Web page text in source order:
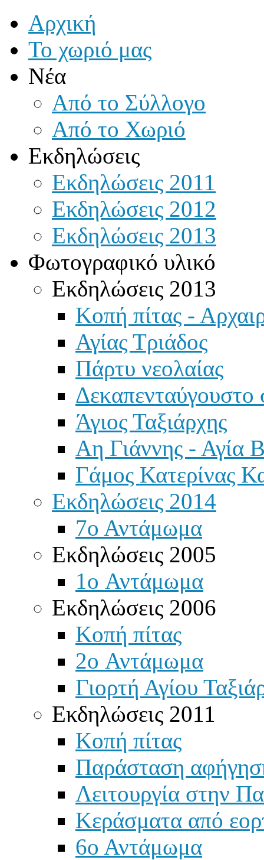
Αρχική
Το χωριό μας
Νέα
Από το Σύλλογο
Από το Χωριό
Εκδηλώσεις
Εκδηλώσεις 2011
Εκδηλώσεις 2012
Εκδηλώσεις 2013
Φωτογραφικό υλικό
Εκδηλώσεις 2013
Κοπή πίτας -
Αγίας Τριάδος
Πάρτυ νεολαίας
Δεκαπενταύγουστο
Άγιος Ταξιάρχης
Αη Γιάννης - Αγία
Γάμος Κατερίνας
Εκδηλώσεις 2014
7ο Αντάμωμα
Εκδηλώσεις 2005
1o Αντάμωμα
Εκδηλώσεις 2006
Κοπή πίτας
2o Αντάμωμα
Γιορτή Αγίου
Εκδηλώσεις 2011
Κοπή πίτας
Παράσταση
Λειτουργία στην
Κεράσματα από
6ο Αντάμωμα